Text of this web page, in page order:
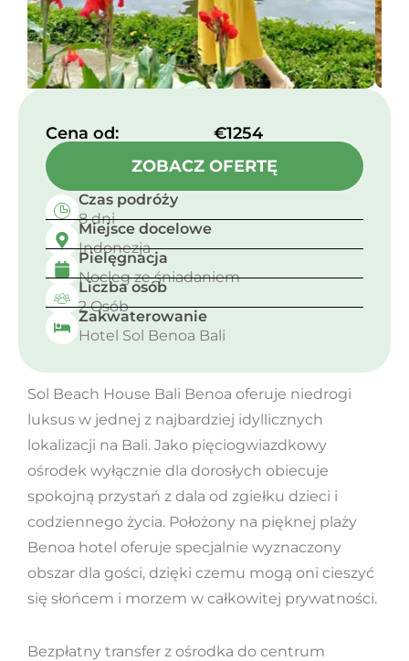
Cena od:​
€1254
ZOBACZ OFERTĘ
Czas podróży
8 dni
Miejsce docelowe
Indonezja
Pielęgnacja
Nocleg ze śniadaniem
Liczba osób
2 Osób
Zakwaterowanie
Hotel Sol Benoa Bali
Sol Beach House Bali Benoa oferuje niedrogi
luksus w jednej z najbardziej idyllicznych
lokalizacji na Bali. Jako pięciogwiazdkowy
ośrodek wyłącznie dla dorosłych obiecuje
spokojną przystań z dala od zgiełku dzieci i
codziennego życia. Położony na pięknej plaży
Benoa hotel oferuje specjalnie wyznaczony
obszar dla gości, dzięki czemu mogą oni cieszyć
się słońcem i morzem w całkowitej prywatności.
Bezpłatny transfer z ośrodka do centrum